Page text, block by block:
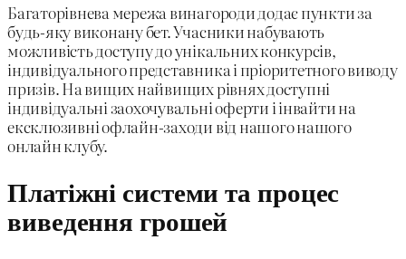
Багаторівнева мережа винагороди додає пункти за
будь-яку виконану бет. Учасники набувають
можливість доступу до унікальних конкурсів,
індивідуального представника і пріоритетного виводу
призів. На вищих найвищих рівнях доступні
індивідуальні заохочувальні оферти і інвайти на
ексклюзивні офлайн-заходи від нашого нашого
онлайн клубу.
Платіжні системи та процес
виведення грошей